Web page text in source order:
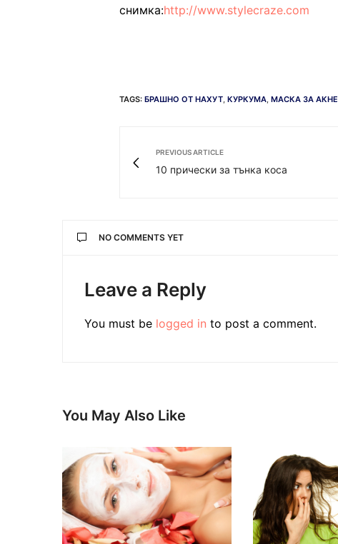
снимка:http://www.stylecraze.com
TAGS: БРАШНО ОТ НАХУТ, КУРКУМА, МАСКА ЗА АКНЕ
PREVIOUS ARTICLE
10 прически за тънка коса
NO COMMENTS YET
Leave a Reply
You must be logged in to post a comment.
You May Also Like